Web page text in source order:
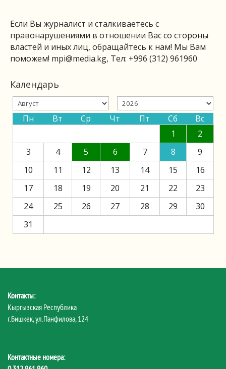
Если Вы журналист и сталкиваетесь с
правонарушениями в отношении Вас со стороны
властей и иных лиц, обращайтесь к нам! Мы Вам
поможем! mpi@media.kg, Тел: +996 (312) 961960
Календарь
Пн Вт Ср Чт Пт Сб
Вс
1
2
3
4 5 6 7 8
9
10
11 12 13 14 15
16
17
18 19 20 21 22
23
24
25 26 27 28 29
30
31
Контакты:
Кыргызская Республика
г.Бишкек, ул.Панфилова, 124
Контактные номера: